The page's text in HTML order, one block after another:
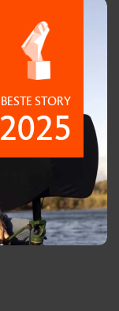
BESTE STORY
2025